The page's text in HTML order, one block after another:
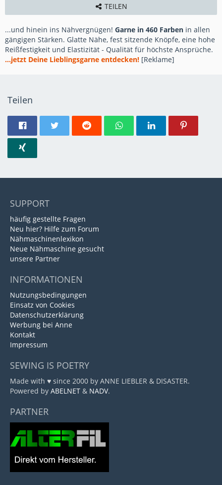
TEILEN
...und hinein ins Nähvergnügen! Garne in 460 Farben in allen
gängigen Stärken. Glatte Nähe, fest sitzende Knöpfe, eine hohe
Reißfestigkeit und Elastizität - Qualität für höchste Ansprüche.
...jetzt Deine Lieblingsgarne entdecken! [Reklame]
Teilen
SUPPORT
häufig gestellte Fragen
Neu hier? Hilfe zum Forum
Nähmaschinenlexikon
Neue Nähmaschine gesucht
unsere Partner
INFORMATIONEN
Nutzungsbedingungen
Einsatz von Cookies
Datenschutzerklärung
Werbung bei Anne
Kontakt
Impressum
SEWING IS POETRY
Made with ♥ since 2000 by ANNE LIEBLER & DISASTER.
Powered by ABELNET & NADV.
PARTNER